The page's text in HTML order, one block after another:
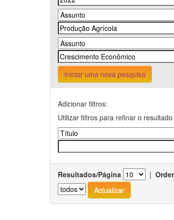
Iniciar uma nova pesquisa
Adicionar filtros:
Utilizar filtros para refinar o
Resultados/Página |